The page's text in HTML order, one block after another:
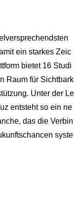
ein starkes Zeic
bietet 16 Studi
Raum für Sichtbark
Unter der Le
entsteht so ein ne
das die Verbin
syste